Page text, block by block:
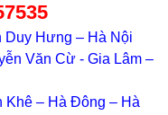
Duy Hưng – Hà Nội
Văn Cừ - Gia Lâm –
Khê – Hà Đông – Hà